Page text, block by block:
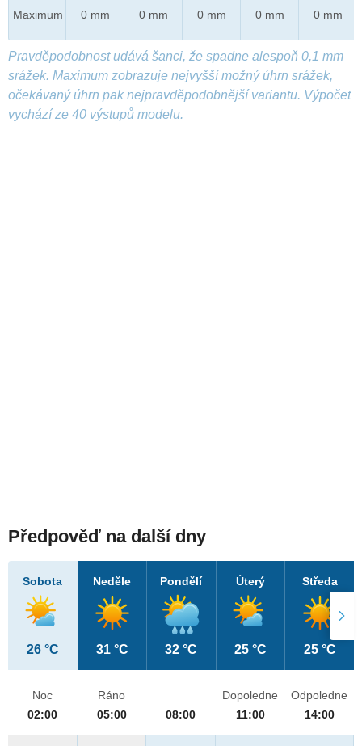
Maximum 0 mm 0 mm 0 mm 0 mm 0 mm
Pravděpodobnost udává šanci, že spadne alespoň 0,1 mm
srážek. Maximum zobrazuje nejvyšší možný úhrn srážek,
očekávaný úhrn pak nejpravděpodobnější variantu. Výpočet
vychází ze 40 výstupů modelu.
Předpověď na další dny
Sobota
26 °C
Neděle
31 °C
Pondělí
32 °C
Úterý
25 °C
Středa
25 °C
Noc
02:00
Ráno
05:00
08:00
Dopoledne
11:00
Odpoledne
14:00